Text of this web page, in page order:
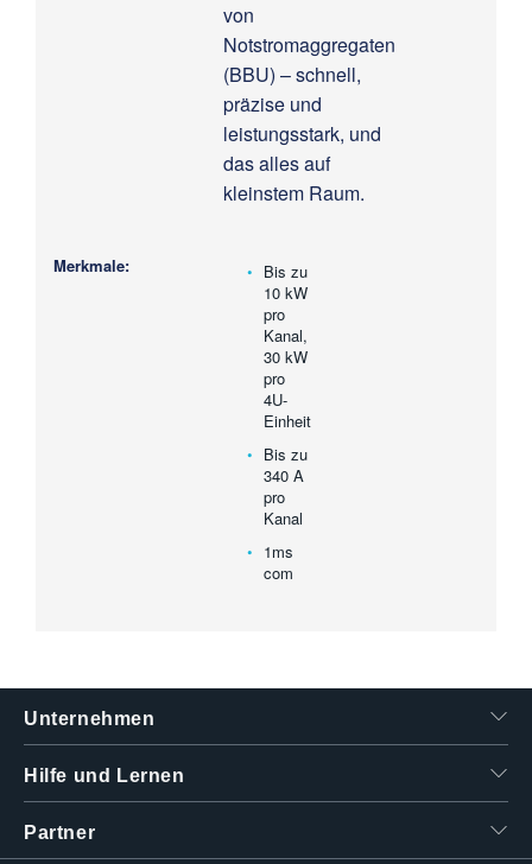
von
Notstromaggregaten
(BBU) – schnell,
präzise und
leistungsstark, und
das alles auf
kleinstem Raum.
Bis zu
10 kW
pro
Kanal,
30 kW
pro
4U-
Einheit
Bis zu
340 A
pro
Kanal
1ms
com
Unternehmen
Hilfe und Lernen
Partner